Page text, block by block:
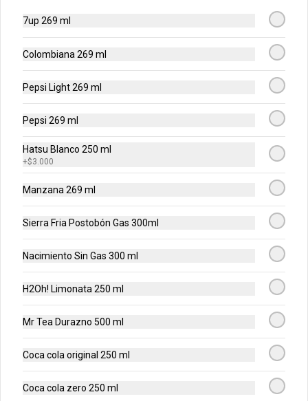
en pan brioche con coleslaw, pepinillos
Smash Mermelada - Combo
Hamburguesa de res 100% madurada
de 125gr, mermelada de arándanos,
mayonesa ajo cebolla y pan brioche +
Smash Sour - Combo
Hamburguesa de res 100% madurada
mayonesa ajo, pepinillos, cebolla y pan
7up 269 ml
Colombiana 269 ml
Pepsi Light 269 ml
Pepsi 269 ml
Hatsu Blanco 250 ml
+$3.000
Manzana 269 ml
Sierra Fria Postobón Gas 300ml
Nacimiento Sin Gas 300 ml
H2Oh! Limonata 250 ml
Mr Tea Durazno 500 ml
Coca cola original 250 ml
Coca cola zero 250 ml